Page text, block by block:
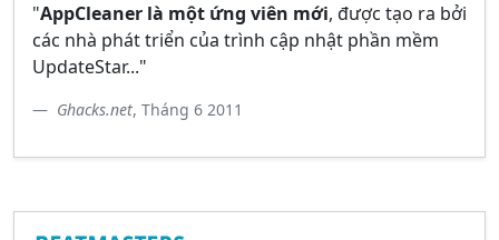
"AppCleaner là một ứng viên mới, được tạo ra bởi
các nhà phát triển của trình cập nhật phần mềm
UpdateStar..."
Ghacks.net, Tháng 6 2011